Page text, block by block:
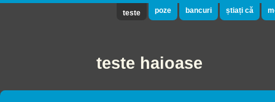
teste poze bancuri știați că
teste haioase